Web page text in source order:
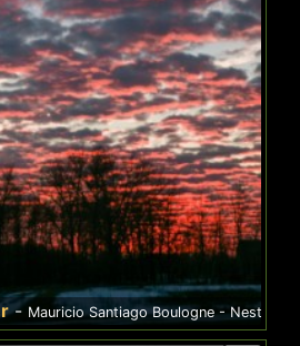
Santiago Boulogne - Nestor - Diame